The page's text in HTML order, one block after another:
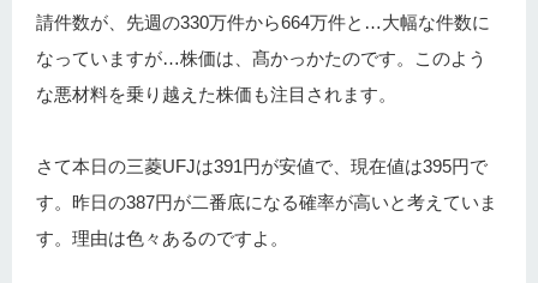
請件数が、先週の330万件から664万件と…大幅な件数に
なっていますが…株価は、髙かっかたのです。このよう
な悪材料を乗り越えた株価も注目されます。
さて本日の三菱UFJは391円が安値で、現在値は395円で
す。昨日の387円が二番底になる確率が高いと考えていま
す。理由は色々あるのですよ。